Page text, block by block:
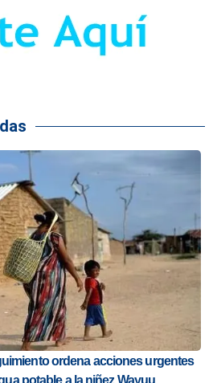
ordena acciones urgentes